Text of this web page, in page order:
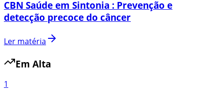
CBN Saúde em Sintonia : Prevenção e
detecção precoce do câncer
Ler matéria
Em Alta
1